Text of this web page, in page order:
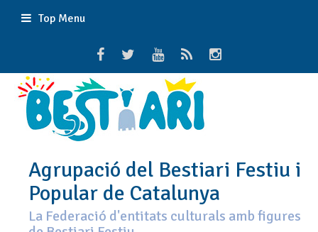
Top Menu
Agrupació del Bestiari Festiu i
Popular de Catalunya
La Federació d'entitats culturals amb figures